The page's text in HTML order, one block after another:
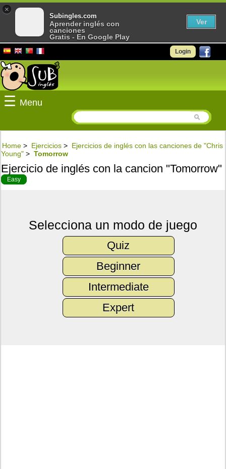
Login
☰ Menu
Home > Ejercicios > Ejercicios de inglés con las canciones de "Chris
Young" > Tomorrow
Ejercicio de inglés con la cancion "Tomorrow"
Easy
Selecciona un modo de juego
Quiz
Beginner
Intermediate
Expert
×
Subingles.com
Aprender inglés con
canciones
Gratis - En Google Play
Ver